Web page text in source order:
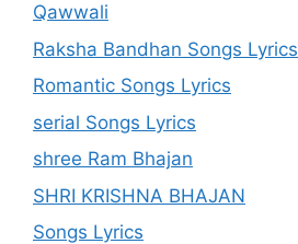
Qawwali
Raksha Bandhan Songs Lyrics
Romantic Songs Lyrics
serial Songs Lyrics
shree Ram Bhajan
SHRI KRISHNA BHAJAN
Songs Lyrics